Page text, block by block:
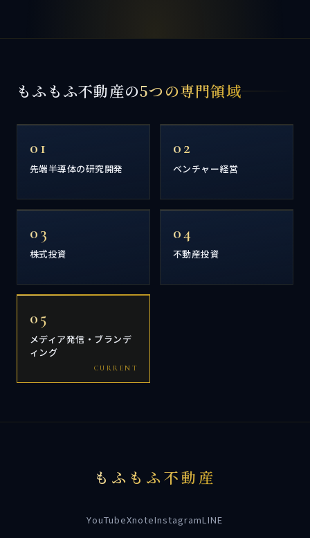
もふもふ不動産の5つの専門領域
01
先端半導体の研究開発
02
ベンチャー経営
03
株式投資
04
不動産投資
05
メディア発信・ブランデ
ィング
もふもふ不動産
YouTubeXnoteInstagramLINE